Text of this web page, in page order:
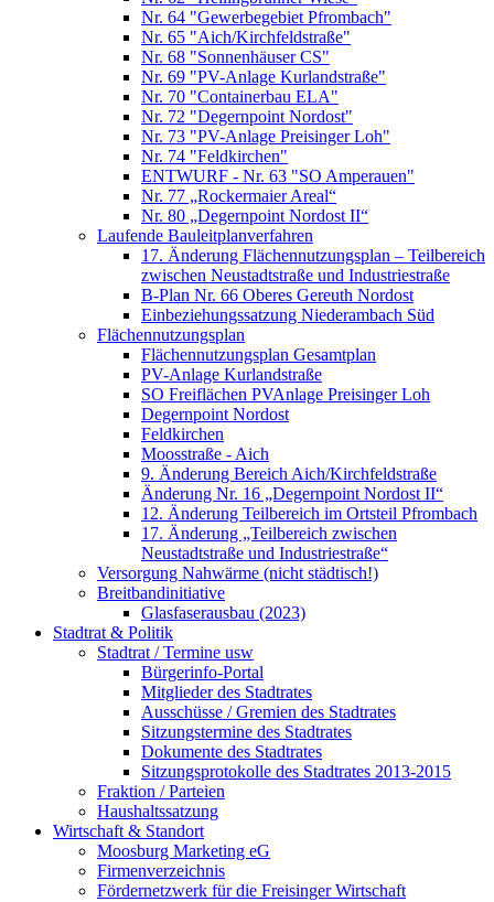
Nr. 64 "Gewerbegebiet Pfrombach"
Nr. 65 "Aich/Kirchfeldstraße"
Nr. 68 "Sonnenhäuser CS"
Nr. 69 "PV-Anlage Kurlandstraße"
Nr. 70 "Containerbau ELA"
Nr. 72 "Degernpoint Nordost"
Nr. 73 "PV-Anlage Preisinger Loh"
Nr. 74 "Feldkirchen"
ENTWURF - Nr. 63 "SO Amperauen"
Nr. 77 „Rockermaier Areal“
Nr. 80 „Degernpoint Nordost II“
Laufende Bauleitplanverfahren
17. Änderung Flächennutzungsplan – Teilbereich
zwischen Neustadtstraße und Industriestraße
B-Plan Nr. 66 Oberes Gereuth Nordost
Einbeziehungssatzung Niederambach Süd
Flächennutzungsplan
Flächennutzungsplan Gesamtplan
PV-Anlage Kurlandstraße
SO Freiflächen PV­Anlage Preisinger Loh
Degernpoint Nordost
Feldkirchen
Moosstraße - Aich
9. Änderung Bereich Aich/Kirchfeldstraße
Änderung Nr. 16 „Degernpoint Nordost II“
12. Änderung Teilbereich im Ortsteil Pfrombach
17. Änderung „Teilbereich zwischen
Neustadtstraße und Industriestraße“
Versorgung Nahwärme (nicht städtisch!)
Breitbandinitiative
Glasfaserausbau (2023)
Stadtrat & Politik
Stadtrat / Termine usw
Bürgerinfo-Portal
Mitglieder des Stadtrates
Ausschüsse / Gremien des Stadtrates
Sitzungstermine des Stadtrates
Dokumente des Stadtrates
Sitzungsprotokolle des Stadtrates 2013-2015
Fraktion / Parteien
Haushaltssatzung
Wirtschaft & Standort
Moosburg Marketing eG
Firmenverzeichnis
Fördernetzwerk für die Freisinger Wirtschaft